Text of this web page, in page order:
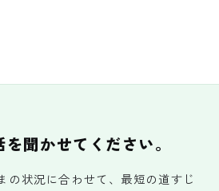
聞かせてください。
の状況に合わせて、最短の道すじ